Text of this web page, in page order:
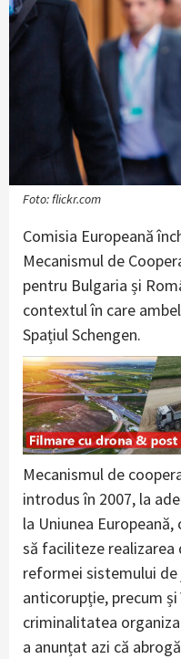
Foto: flickr.com
Comisia Europeană
Mecanismul de
pentru Bulgaria și
contextul în care
Spațiul Schengen.
Mecanismul de
introdus în 2007, la
la Uniunea
să faciliteze
reformei sistemului
anticorupție, precum
criminalitatea
a anunțat azi că